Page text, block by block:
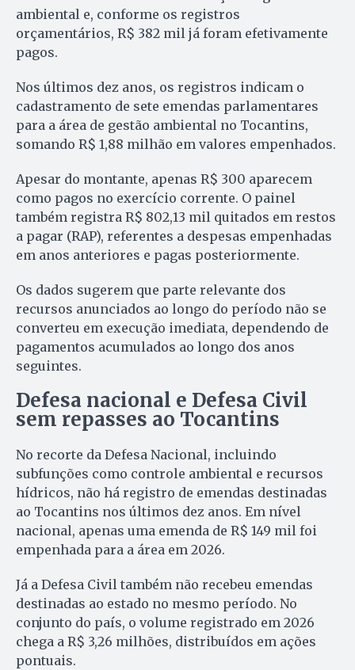
ambiental e, conforme os registros
orçamentários, R$ 382 mil já foram efetivamente
pagos.
Nos últimos dez anos, os registros indicam o
cadastramento de sete emendas parlamentares
para a área de gestão ambiental no Tocantins,
somando R$ 1,88 milhão em valores empenhados.
Apesar do montante, apenas R$ 300 aparecem
como pagos no exercício corrente. O painel
também registra R$ 802,13 mil quitados em restos
a pagar (RAP), referentes a despesas empenhadas
em anos anteriores e pagas posteriormente.
Os dados sugerem que parte relevante dos
recursos anunciados ao longo do período não se
converteu em execução imediata, dependendo de
pagamentos acumulados ao longo dos anos
seguintes.
Defesa nacional e Defesa Civil
sem repasses ao Tocantins
No recorte da Defesa Nacional, incluindo
subfunções como controle ambiental e recursos
hídricos, não há registro de emendas destinadas
ao Tocantins nos últimos dez anos. Em nível
nacional, apenas uma emenda de R$ 149 mil foi
empenhada para a área em 2026.
Já a Defesa Civil também não recebeu emendas
destinadas ao estado no mesmo período. No
conjunto do país, o volume registrado em 2026
chega a R$ 3,26 milhões, distribuídos em ações
pontuais.